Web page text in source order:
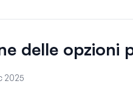
delle opzioni
2025